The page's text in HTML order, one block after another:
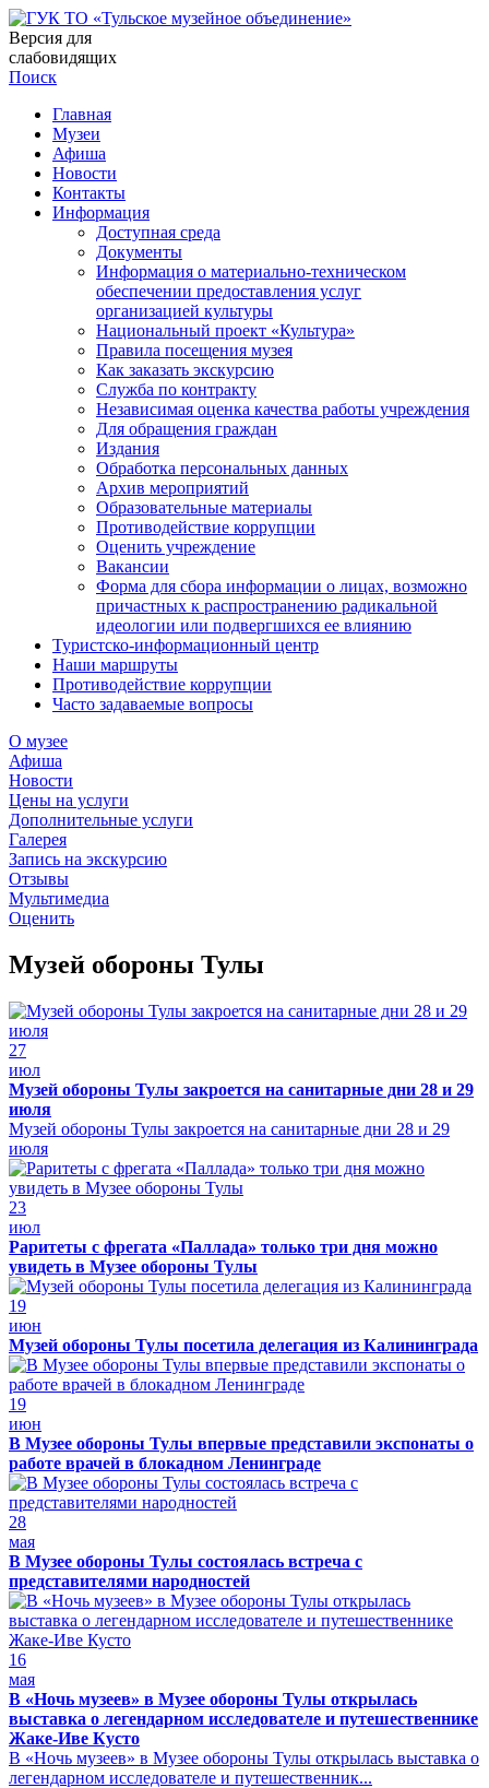
Версия для
слабовидящих
Поиск
Главная
Музеи
Афиша
Новости
Контакты
Информация
Доступная среда
Документы
Информация о материально-техническом
обеспечении предоставления услуг
организацией культуры
Национальный проект «Культура»
Правила посещения музея
Как заказать экскурсию
Служба по контракту
Независимая оценка качества работы учреждения
Для обращения граждан
Издания
Обработка персональных данных
Архив мероприятий
Образовательные материалы
Противодействие коррупции
Оценить учреждение
Вакансии
Форма для сбора информации о лицах, возможно
причастных к распространению радикальной
идеологии или подвергшихся ее влиянию
Туристско-информационный центр
Наши маршруты
Противодействие коррупции
Часто задаваемые вопросы
О музее
Афиша
Новости
Цены на услуги
Дополнительные услуги
Галерея
Запись на экскурсию
Отзывы
Мультимедиа
Оценить
Музей обороны Тулы
27
июл
Музей обороны Тулы закроется на санитарные дни 28 и 29
июля
Музей обороны Тулы закроется на санитарные дни 28 и 29
июля
23
июл
Раритеты с фрегата «Паллада» только три дня можно
увидеть в Музее обороны Тулы
19
июн
Музей обороны Тулы посетила делегация из Калининграда
19
июн
В Музее обороны Тулы впервые представили экспонаты о
работе врачей в блокадном Ленинграде
28
мая
В Музее обороны Тулы состоялась встреча с
представителями народностей
16
мая
В «Ночь музеев» в Музее обороны Тулы открылась
выставка о легендарном исследователе и путешественнике
Жаке-Иве Кусто
В «Ночь музеев» в Музее обороны Тулы открылась выставка о
легендарном исследователе и путешественник...